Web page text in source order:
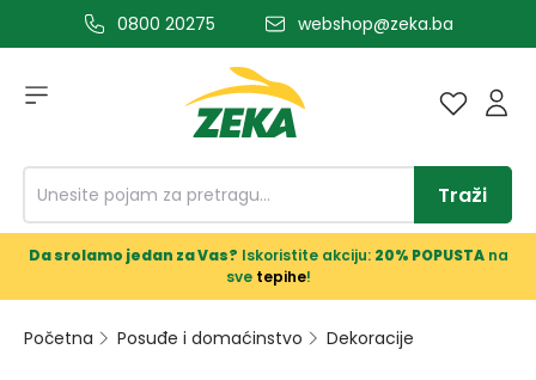
glavni sadržaj0800 20275 webshop@zeka.ba
Traži
Da srolamo jedan za Vas? Iskoristite akciju: 20% POPUSTAna
sve tepihe!
Početna Posuđe i domaćinstvo Dekoracije